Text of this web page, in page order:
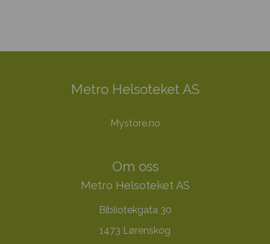
Metro Helsoteket AS
Mystore.no
Om oss
Metro Helsoteket AS
Bibliotekgata 30
1473 Lørenskog